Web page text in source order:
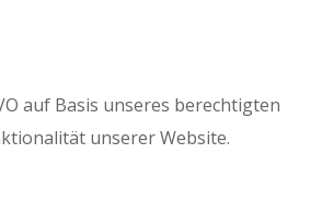
auf Basis unseres berechtigten
unserer Website.